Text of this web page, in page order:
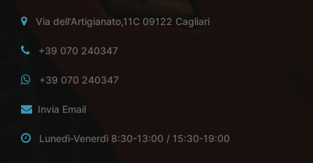
Via dell'Artigianato,11C 09122 Cagliari
+39 070 240347
+39 070 240347
Invia Email
Lunedì-Venerdì 8:30-13:00 / 15:30-19:00